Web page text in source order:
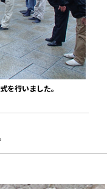
を行いました。